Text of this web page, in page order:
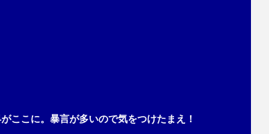
ここに。暴言が多いので気をつけたまえ！